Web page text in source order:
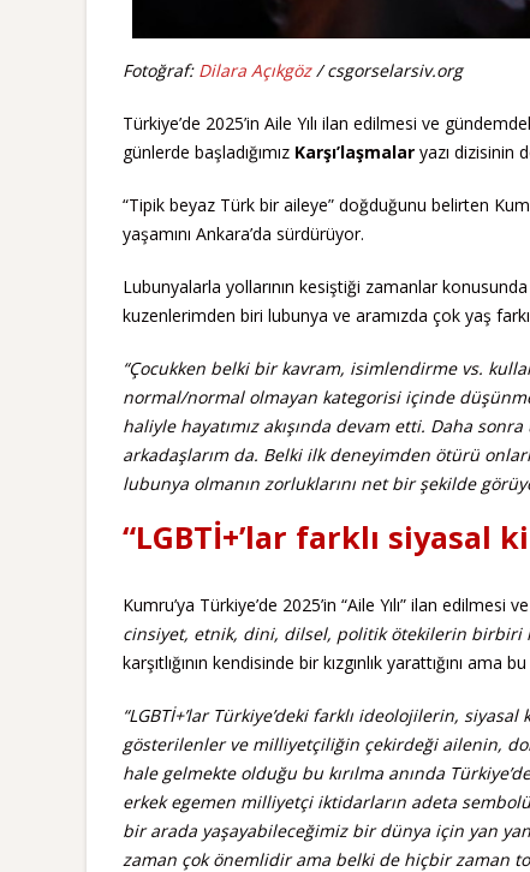
Fotoğraf: Dilara Açıkgöz/ csgorselarsiv.org
Türkiye’de 2025’in Aile Yılı ilan edilmesi ve
günlerde başladığımız Karşı’laşmalar yazı dizisinin
“Tipik beyaz Türk bir aileye” doğduğunu belirten
yaşamını Ankara’da sürdürüyor.
Lubunyalarla yollarının kesiştiği zamanlar
kuzenlerimden biri lubunya ve aramızda çok yaş
“Çocukken belki bir kavram, isimlendirme vs.
normal/normal olmayan kategorisi içinde
haliyle hayatımız akışında devam etti. Daha
arkadaşlarım da. Belki ilk deneyimden ötürü
lubunya olmanın zorluklarını net bir şekilde
“LGBTİ+’lar farklı
Kumru’ya Türkiye’de 2025’in “Aile Yılı” ilan
cinsiyet, etnik, dini, dilsel, politik ötekilerin birbiri
karşıtlığının kendisinde bir kızgınlık yarattığını
“LGBTİ+’lar Türkiye’deki farklı ideolojilerin,
gösterilenler ve milliyetçiliğin çekirdeği ailenin,
hale gelmekte olduğu bu kırılma anında
erkek egemen milliyetçi iktidarların adeta
bir arada yaşayabileceğimiz bir dünya için yan
zaman çok önemlidir ama belki de hiçbir zaman